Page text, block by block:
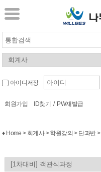
아이디저장
회원가입 ID찾기 / PW재발급
♦ Home > 회계사 > 학원강의 > 단과반 >